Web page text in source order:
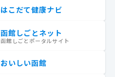
はこだて健康ナビ
函館しごとネット
函館しごとポータルサイト
おいしい函館